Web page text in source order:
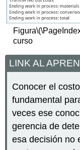
Figura
curso
LINK AL APREN
Conocer el
fundamental
veces ese
gerencia de
esa decisión no